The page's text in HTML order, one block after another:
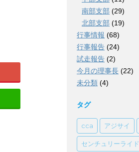
南部支部 (29)
北部支部 (19)
行事情報 (68)
行事報告 (24)
試走報告 (2)
今月の理事長 (22)
未分類 (4)
タグ
cca アジサイ
センチュリーライド